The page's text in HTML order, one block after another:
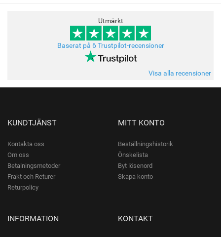
Utmärkt
Baserat på 6 Trustpilot-recensioner
Visa alla recensioner
KUNDTJÄNST
Kontakta oss
Om oss
Betalningsmetoder
Frakt och Returer
Returpolicy
MITT KONTO
Beställningshistorik
Önskelista
Byt lösenord
Skapa konto
INFORMATION KONTAKT